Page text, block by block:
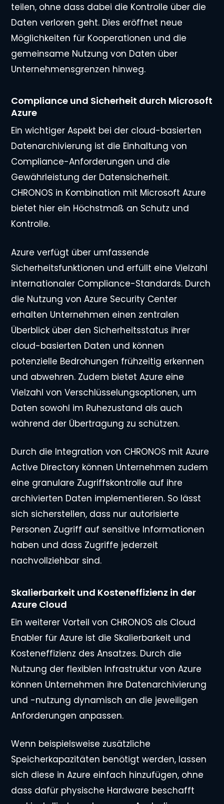
teilen, ohne dass dabei die Kontrolle über die
Daten verloren geht. Dies eröffnet neue
Möglichkeiten für Kooperationen und die
gemeinsame Nutzung von Daten über
Unternehmensgrenzen hinweg.
Compliance und Sicherheit durch Microsoft
Azure
Ein wichtiger Aspekt bei der cloud-basierten
Datenarchivierung ist die Einhaltung von
Compliance-Anforderungen und die
Gewährleistung der Datensicherheit.
CHRONOS in Kombination mit Microsoft Azure
bietet hier ein Höchstmaß an Schutz und
Kontrolle.
Azure verfügt über umfassende
Sicherheitsfunktionen und erfüllt eine Vielzahl
internationaler Compliance-Standards. Durch
die Nutzung von Azure Security Center
erhalten Unternehmen einen zentralen
Überblick über den Sicherheitsstatus ihrer
cloud-basierten Daten und können
potenzielle Bedrohungen frühzeitig erkennen
und abwehren. Zudem bietet Azure eine
Vielzahl von Verschlüsselungsoptionen, um
Daten sowohl im Ruhezustand als auch
während der Übertragung zu schützen.
Durch die Integration von CHRONOS mit Azure
Active Directory können Unternehmen zudem
eine granulare Zugriffskontrolle auf ihre
archivierten Daten implementieren. So lässt
sich sicherstellen, dass nur autorisierte
Personen Zugriff auf sensitive Informationen
haben und dass Zugriffe jederzeit
nachvollziehbar sind.
Skalierbarkeit und Kosteneffizienz in der
Azure Cloud
Ein weiterer Vorteil von CHRONOS als Cloud
Enabler für Azure ist die Skalierbarkeit und
Kosteneffizienz des Ansatzes. Durch die
Nutzung der flexiblen Infrastruktur von Azure
können Unternehmen ihre Datenarchivierung
und -nutzung dynamisch an die jeweiligen
Anforderungen anpassen.
Wenn beispielsweise zusätzliche
Speicherkapazitäten benötigt werden, lassen
sich diese in Azure einfach hinzufügen, ohne
dass dafür physische Hardware beschafft